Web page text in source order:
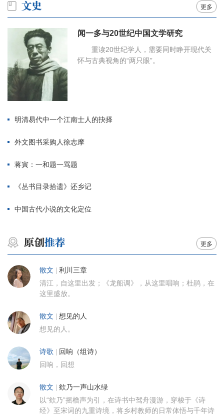
更多
闻一多与20世纪中国文学研究
重读20世纪学人，需要同时睁开现代关
怀与古典视角的“两只眼”。
明清易代中一个江南士人的抉择
外文图书采购人徐志摩
蒋寅：一和题一骂题
《丛书目录拾遗》还乡记
中国古代小说的文化定位
更多
散文 利川三章
清江，自这里出发；《龙船调》，从这里唱响；杜鹃，在
这里盛放。
散文 想见的人
想见的人。
诗歌 回响（组诗）
回响，回想
散文 欸乃一声山水绿
以“欸乃”摇橹声为引，在诗书中驾舟漫游，穿梭于《诗
经》至宋词的九重诗境，将乡村教师的日常体悟与千年诗